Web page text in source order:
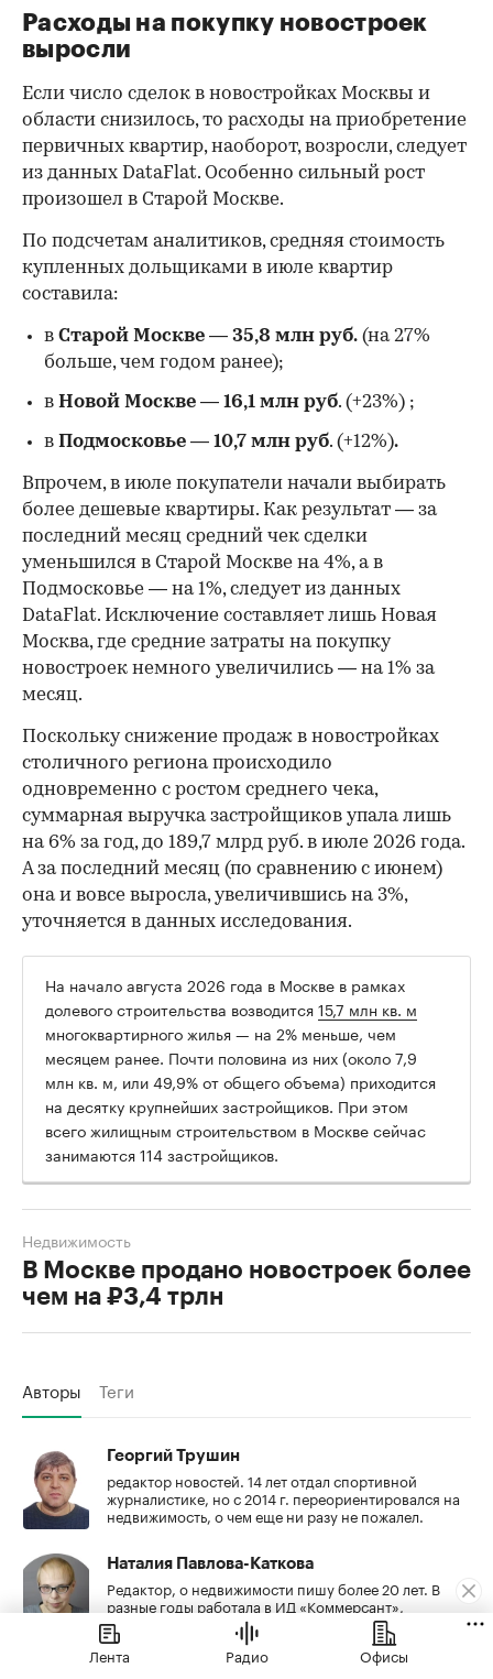
Расходы на покупку новостроек
выросли
Если число сделок в новостройках Москвы и
области снизилось, то расходы на приобретение
первичных квартир, наоборот, возросли, следует
из данных DataFlat. Особенно сильный рост
произошел в Старой Москве.
По подсчетам аналитиков, средняя стоимость
купленных дольщиками в июле квартир
составила:
в Старой Москве — 35,8 млн руб. (на 27%
больше, чем годом ранее);
в Новой Москве — 16,1 млн руб. (+23%) ;
в Подмосковье — 10,7 млн руб. (+12%).
Впрочем, в июле покупатели начали выбирать
более дешевые квартиры. Как результат — за
последний месяц средний чек сделки
уменьшился в Старой Москве на 4%, а в
Подмосковье — на 1%, следует из данных
DataFlat. Исключение составляет лишь Новая
Москва, где средние затраты на покупку
новостроек немного увеличились — на 1% за
месяц.
Поскольку снижение продаж в новостройках
столичного региона происходило
одновременно с ростом среднего чека,
суммарная выручка застройщиков упала лишь
на 6% за год, до 189,7 млрд руб. в июле 2026 года.
А за последний месяц (по сравнению с июнем)
она и вовсе выросла, увеличившись на 3%,
уточняется в данных исследования.
На начало августа 2026 года в Москве в рамках
долевого строительства возводится15,7 млн кв. м
многоквартирного жилья — на 2% меньше, чем
месяцем ранее. Почти половина из них (около 7,9
млн кв. м, или 49,9% от общего объема) приходится
на десятку крупнейших застройщиков. При этом
всего жилищным строительством в Москве сейчас
занимаются 114 застройщиков.
В Москве продано новостроек более
чем на ₽3,4 трлн
Недвижимость
Авторы Теги
Георгий Трушин
редактор новостей. 14 лет отдал спортивной
журналистике, но с 2014 г. переориентировался на
недвижимость, о чем еще ни разу не пожалел.
Наталия Павлова-Каткова
Редактор, о недвижимости пишу более 20 лет. В
разные годы работала в ИД «Коммерсант»,
возглавляла несколько проектов о недвижимости
Лента
Радио Офисы